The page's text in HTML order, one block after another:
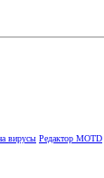
вирусы Редактор MOTD